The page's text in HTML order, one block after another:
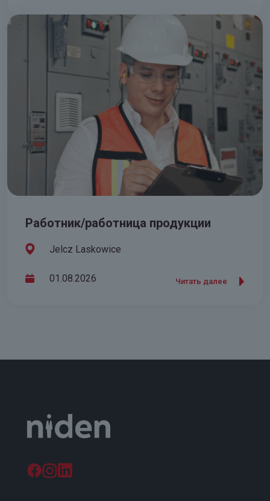
Работник/работница продукции
Jelcz Laskowice
01.08.2026 Читать далее